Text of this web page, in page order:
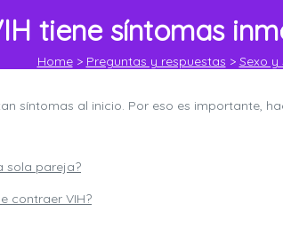
tiene síntomas
Home> Preguntas y respuestas > Sexo y
síntomas al inicio. Por eso es importante,
sola pareja?
contraer VIH?